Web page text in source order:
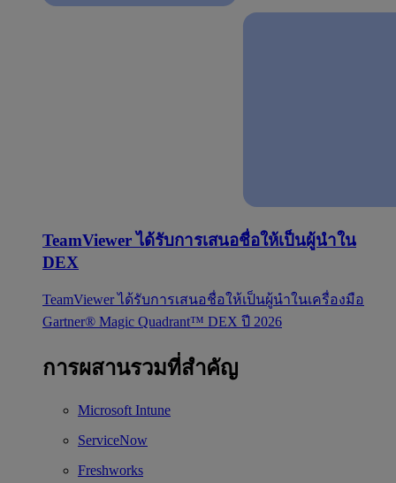
TeamViewer ได้รับการเสนอชื่อให้เป็นผู้นำใน
DEX
TeamViewer ได้รับการเสนอชื่อให้เป็นผู้นำในเครื่องมือ
Gartner® Magic Quadrant™ DEX ปี 2026
การผสานรวมที่สำคัญ
Microsoft Intune
ServiceNow
Freshworks